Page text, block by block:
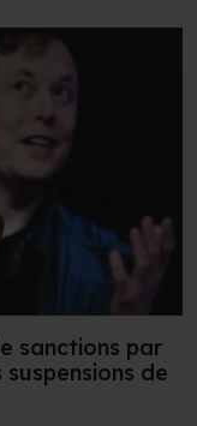
sanctions par
de